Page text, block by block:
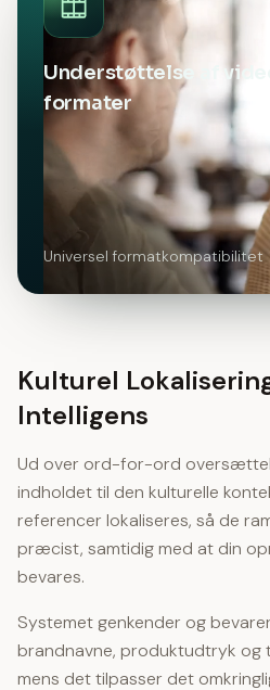
Understøttelse af
formater
Universel formatkompatibilitet
Kulturel
Intelligens
Ud over ord-for-ord
indholdet til den kulturelle
referencer lokaliseres, så de
præcist, samtidig med at din
bevares.
Systemet genkender og
brandnavne, produktudtryk og
mens det tilpasser det